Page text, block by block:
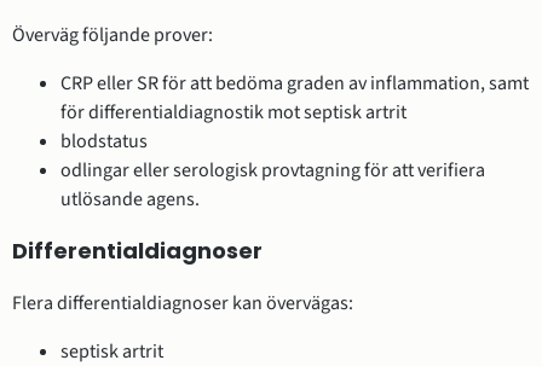
Överväg följande prover:
CRP eller SR för att bedöma graden av inflammation, samt
för differentialdiagnostik mot septisk artrit
blodstatus
odlingar eller serologisk provtagning för att verifiera
utlösande agens.
Differentialdiagnoser
Flera differentialdiagnoser kan övervägas:
septisk artrit